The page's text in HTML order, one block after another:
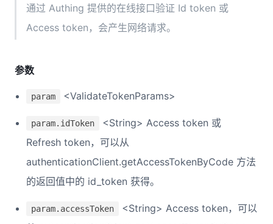
通过 Authing 提供的在线接口验证 Id token 或
Access token，会产生网络请求。
参数
param <ValidateTokenParams>
param.idToken
<String> Access token 或
Refresh token，可以从
authenticationClient.getAccessTokenByCode 方法
的返回值中的 id_token 获得。
param.accessToken
<String> Access token，可以